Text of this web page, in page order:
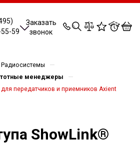
59
Заказать
звонок
0 0 0 0
Радиосистемы —
менеджеры —
передатчиков и приемников Axient
ShowLink®